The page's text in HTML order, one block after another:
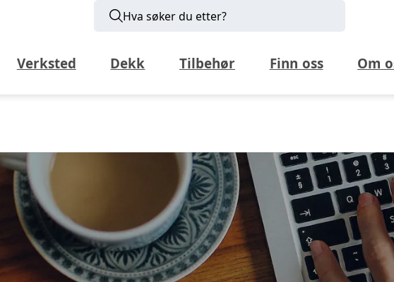
Hva søker du etter?
Verksted Dekk Tilbehør Finn oss Om